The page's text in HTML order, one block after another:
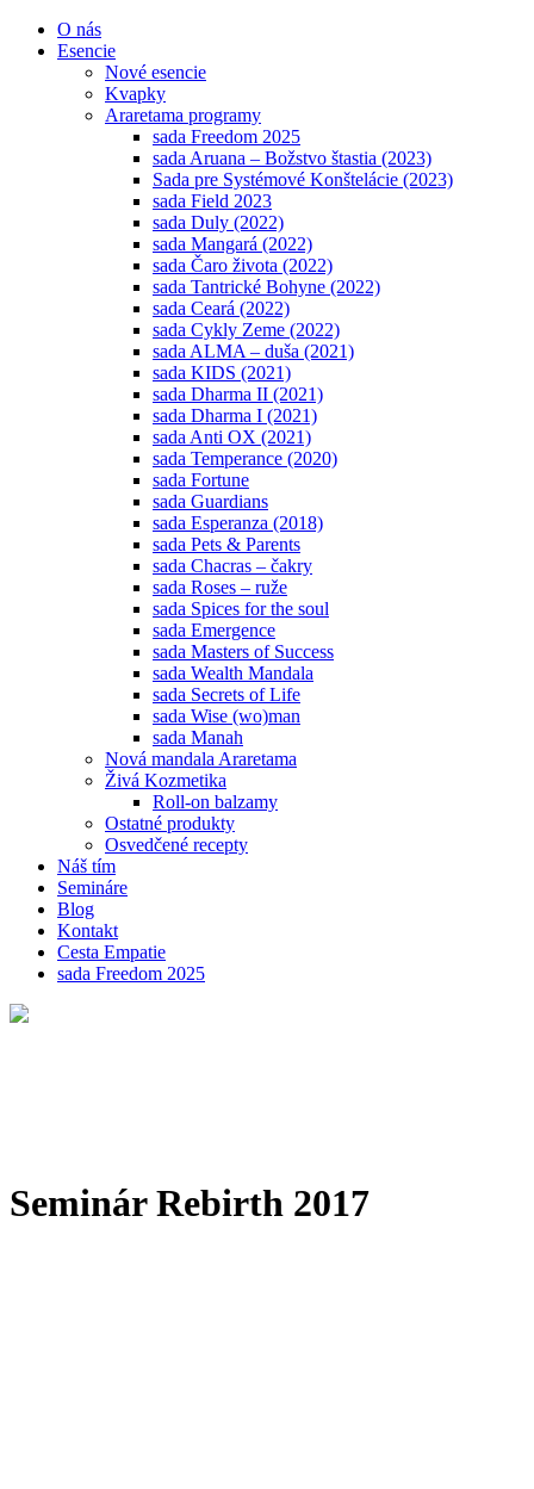
O nás
Esencie
Nové esencie
Kvapky
Araretama programy
sada Freedom 2025
sada Aruana – Božstvo štastia (2023)
Sada pre Systémové Konštelácie (2023)
sada Field 2023
sada Duly (2022)
sada Mangará (2022)
sada Čaro života (2022)
sada Tantrické Bohyne (2022)
sada Ceará (2022)
sada Cykly Zeme (2022)
sada ALMA – duša (2021)
sada KIDS (2021)
sada Dharma II (2021)
sada Dharma I (2021)
sada Anti OX (2021)
sada Temperance (2020)
sada Fortune
sada Guardians
sada Esperanza (2018)
sada Pets & Parents
sada Chacras – čakry
sada Roses – ruže
sada Spices for the soul
sada Emergence
sada Masters of Success
sada Wealth Mandala
sada Secrets of Life
sada Wise (wo)man
sada Manah
Nová mandala Araretama
Živá Kozmetika
Roll-on balzamy
Ostatné produkty
Osvedčené recepty
Náš tím
Semináre
Blog
Kontakt
Cesta Empatie
sada Freedom 2025
Seminár Rebirth 2017